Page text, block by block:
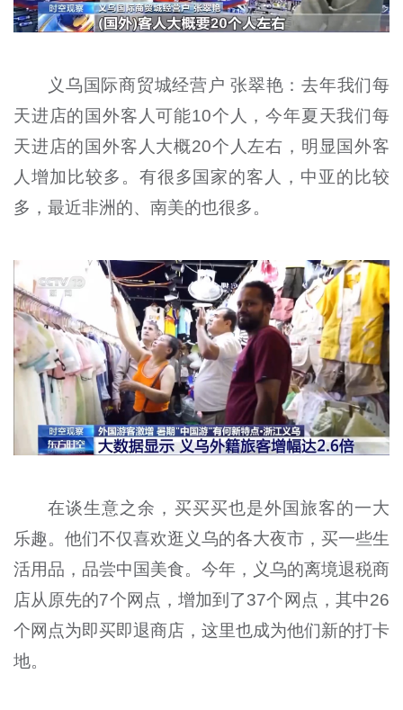
义乌国际商贸城经营户 张翠艳：去年我们每
天进店的国外客人可能10个人，今年夏天我们每
天进店的国外客人大概20个人左右，明显国外客
人增加比较多。有很多国家的客人，中亚的比较
多，最近非洲的、南美的也很多。
在谈生意之余，买买买也是外国旅客的一大
乐趣。他们不仅喜欢逛义乌的各大夜市，买一些生
活用品，品尝中国美食。今年，义乌的离境退税商
店从原先的7个网点，增加到了37个网点，其中26
个网点为即买即退商店，这里也成为他们新的打卡
地。